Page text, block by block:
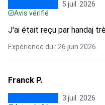
5 juil. 2026
Avis vérifié
J'ai était reçu par handaj
Expérience du : 26 juin 2026
Franck P.
3 juil. 2026